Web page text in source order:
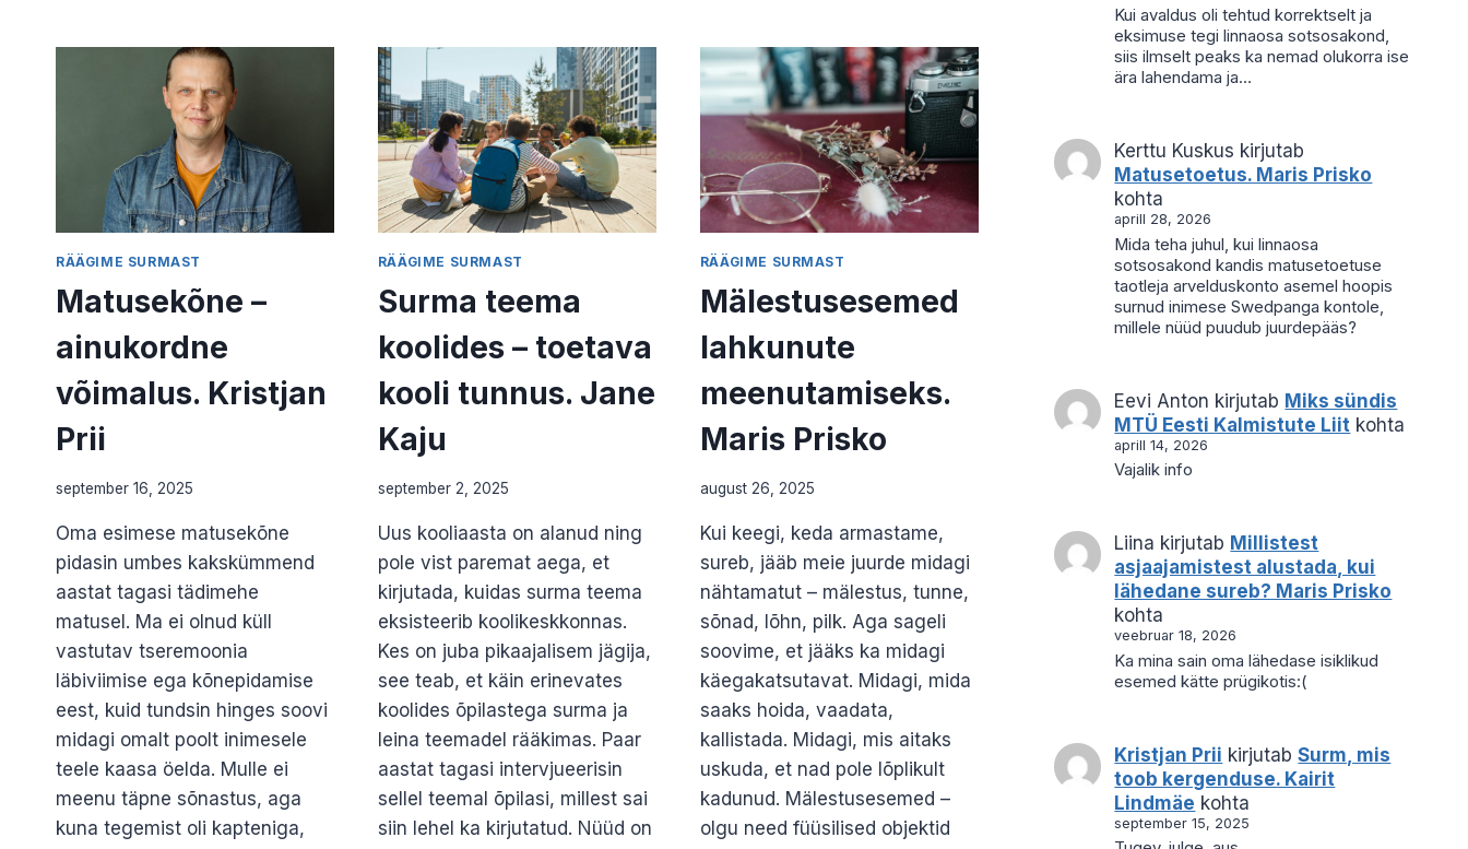
TOETAJA
JANE
KAJU
SELGUST
OTSIDES.
ELULÕPU
TOETAJA
JANE
KAJU
LUGU
ON
OLULINE
RÄÄGIME SURMAST
Matusekõne –
ainukordne
võimalus. Kristjan
Prii
september 16, 2025
Oma esimese matusekõne
pidasin umbes kakskümmend
aastat tagasi tädimehe
matusel. Ma ei olnud küll
vastutav tseremoonia
läbiviimise ega kõnepidamise
eest, kuid tundsin hinges soovi
midagi omalt poolt inimesele
teele kaasa öelda. Mulle ei
meenu täpne sõnastus, aga
kuna tegemist oli kapteniga,
RÄÄGIME SURMAST
Surma teema
koolides – toetava
kooli tunnus. Jane
Kaju
september 2, 2025
Uus kooliaasta on alanud ning
pole vist paremat aega, et
kirjutada, kuidas surma teema
eksisteerib koolikeskkonnas.
Kes on juba pikaajalisem jägija,
see teab, et käin erinevates
koolides õpilastega surma ja
leina teemadel rääkimas. Paar
aastat tagasi intervjueerisin
sellel teemal õpilasi, millest sai
siin lehel ka kirjutatud. Nüüd on
RÄÄGIME SURMAST
Mälestusesemed
lahkunute
meenutamiseks.
Maris Prisko
august 26, 2025
Kui keegi, keda armastame,
sureb, jääb meie juurde midagi
nähtamatut – mälestus, tunne,
sõnad, lõhn, pilk. Aga sageli
soovime, et jääks ka midagi
käegakatsutavat. Midagi, mida
saaks hoida, vaadata,
kallistada. Midagi, mis aitaks
uskuda, et nad pole lõplikult
kadunud. Mälestusesemed –
olgu need füüsilised objektid
Kui avaldus oli tehtud korrektselt ja
eksimuse tegi linnaosa sotsosakond,
siis ilmselt peaks ka nemad olukorra ise
ära lahendama ja…
Kerttu Kuskus kirjutab
Matusetoetus. Maris Prisko
kohta
aprill 28, 2026
Mida teha juhul, kui linnaosa
sotsosakond kandis matusetoetuse
taotleja arvelduskonto asemel hoopis
surnud inimese Swedpanga kontole,
millele nüüd puudub juurdepääs?
Eevi Anton kirjutab Miks sündis
MTÜ Eesti Kalmistute Liit kohta
aprill 14, 2026
Vajalik info
Liina kirjutab Millistest
asjaajamistest alustada, kui
lähedane sureb? Maris Prisko
kohta
veebruar 18, 2026
Ka mina sain oma lähedase isiklikud
esemed kätte prügikotis:(
Kristjan Prii kirjutabSurm, mis
toob kergenduse. Kairit
Lindmäe kohta
september 15, 2025